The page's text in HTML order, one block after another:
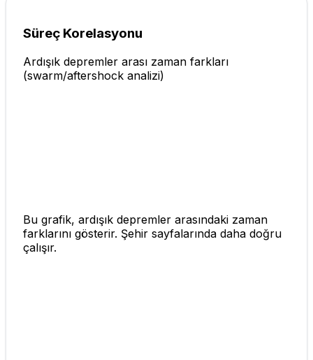
Süreç Korelasyonu
Ardışık depremler arası zaman farkları
(swarm/aftershock analizi)
Bu grafik, ardışık depremler arasındaki zaman
farklarını gösterir. Şehir sayfalarında daha doğru
çalışır.